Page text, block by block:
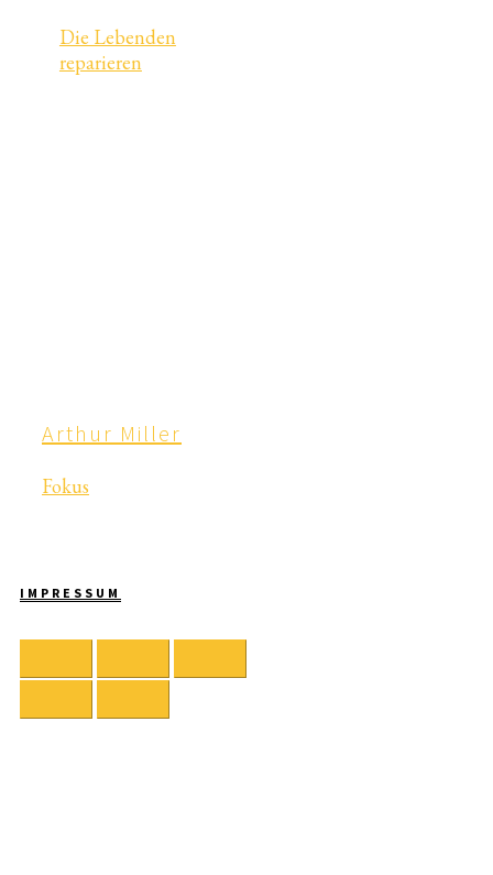
Die Lebenden
reparieren
Arthur Miller
Fokus
IMPRESSUM